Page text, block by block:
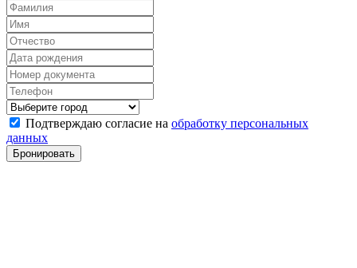
Подтверждаю согласие на обработку персональных
данных